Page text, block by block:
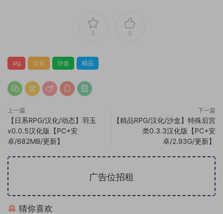
0 0
slg 汉化 沙盒 精品
上一篇
【日系RPG/汉化/动态】羽玉
v0.0.5汉化版【PC+安
卓/682MB/更新】
下一篇
【精品RPG/汉化/沙盒】特殊后宫
类0.3.3汉化版【PC+安
卓/2.93G/更新】
广告位招租
猜你喜欢